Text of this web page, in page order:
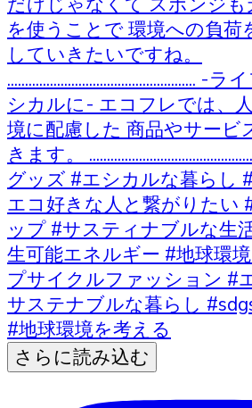
さらに読み込む